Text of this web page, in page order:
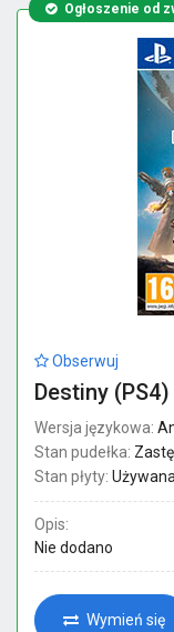
Ogłoszenie od
Obserwuj
Destiny (PS4)
Wersja językowa:
Stan pudełka:
Stan płyty:
Opis:
Nie dodano
Wymień się